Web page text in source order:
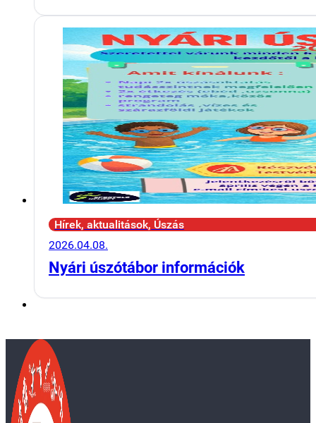
Hírek, aktualitások, Úszás
2026.04.08.
Nyári úszótábor információk